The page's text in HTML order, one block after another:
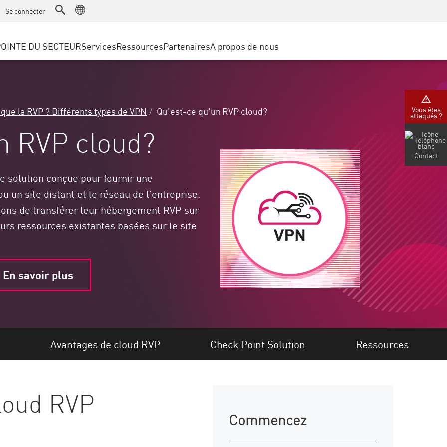
SASE
l’IdO Solutions
sécurisé Edge
Gouvernement local et d’État
Opérateurs télécom / Fournisseurs de service
DU SECTEURServices
Gestion technique avancée des comptes
RessourcesÉvénements & webinaire
Partenaires
Google Cloud PlatformA propos de nous
Se connecter
la RVP ? Différents types de VPN Qu'est-ce qu'un RVP cloud?
RVP cloud?
solution conçue pour fournir une
un site distant et le réseau de l'entreprise.
de transférer leur hébergement RVP sur
ressources existantes basées sur le site
En savoir plus
Avantages de cloud RVP Check Point Solution Ressources
RVP Commencez
Vous êtes
attaqués ?
Contact